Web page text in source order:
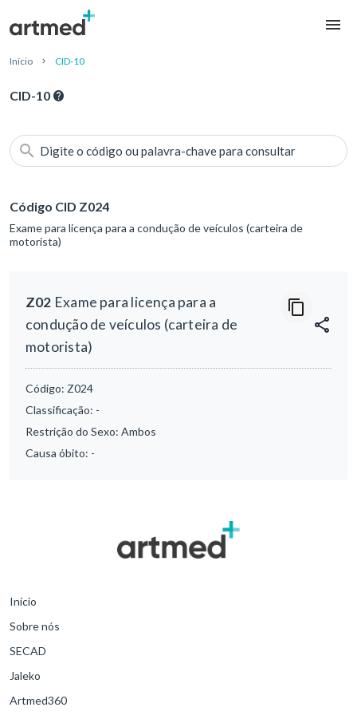
Início CID-10
CID-10
Digite o código ou palavra-chave para consultar
Código CID Z024
Exame para licença para a condução de veículos (carteira de
motorista)
Z02 Exame para licença para a
condução de veículos (carteira de
motorista)
Código: Z024
Classificação: -
Restrição do Sexo: Ambos
Causa óbito: -
Início
Sobre nós
SECAD
Jaleko
Artmed360